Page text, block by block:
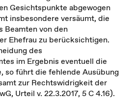
Gesichtspunkte abgewogen
insbesondere versäumt, die
Beamten von den
Ehefrau zu berücksichtigen.
des
im Ergebnis eventuell die
so führt die fehlende Ausübung
zur Rechtswidrigkeit der
Urteil v. 22.3.2017, 5 C 4.16).